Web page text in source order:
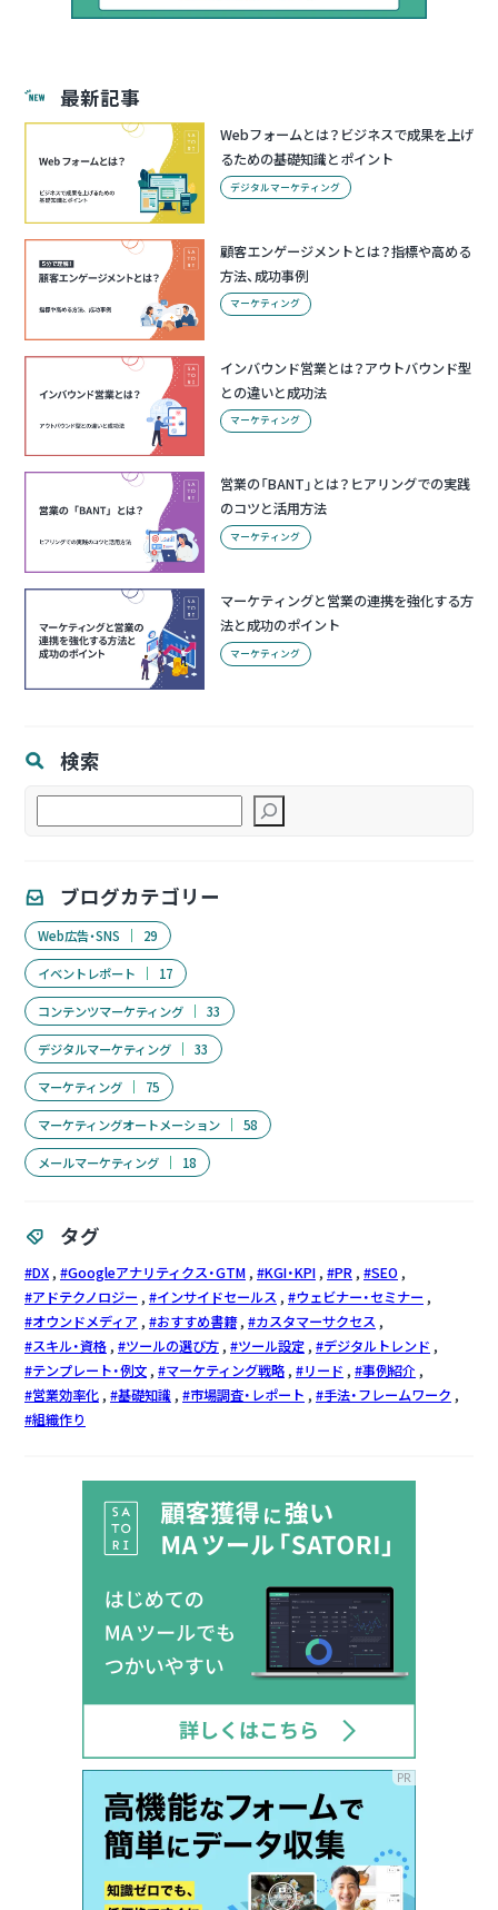
最新記事
Webフォームとは？ビジネスで成果を上げ
るための基礎知識とポイント
デジタルマーケティング
顧客エンゲージメントとは？指標や高める
方法、成功事例
マーケティング
インバウンド営業とは？アウトバウンド型
との違いと成功法
マーケティング
営業の「BANT」とは？ヒアリングでの実践
のコツと活用方法
マーケティング
マーケティングと営業の連携を強化する方
法と成功のポイント
マーケティング
検索
検
索
ブログカテゴリー
Web広告・SNS 29
イベントレポート 17
コンテンツマーケティング 33
デジタルマーケティング 33
マーケティング 75
マーケティングオートメーション 58
メールマーケティング 18
タグ
DX Googleアナリティクス・GTM KGI・KPI PR
SEO
アドテクノロジー
インサイドセールス
ウェビナー・セミナー
オウンドメディア
おすすめ書籍
カスタマーサクセス
スキル・資格
ツールの選び方 ツール設定
デジタルトレンド
テンプレート・例文
マーケティング戦略 リード
事例紹介
営業効率化
基礎知識 市場調査・レポート
手法・フレームワーク
組織作り
PR